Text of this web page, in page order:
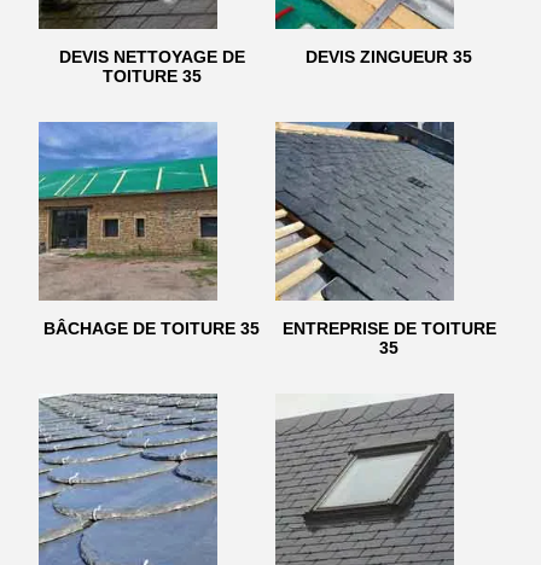
DEVIS NETTOYAGE DE
TOITURE 35
DEVIS ZINGUEUR 35
BÂCHAGE DE TOITURE 35
ENTREPRISE DE TOITURE
35